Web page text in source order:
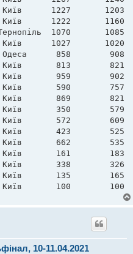
1227       1203
Київ      1222       1160
1070       1085
Київ      1027       1020
858        908
Київ       813        821
Київ       959        902
Київ       590        757
Київ       869        821
350        579
Київ       572        609
Київ       423        525
Київ       662        535
Київ       161        183
Київ       338        326
Київ       135        165
10-11.04.2021